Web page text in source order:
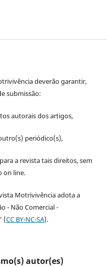
deverão garantir,
submissão:
autorais dos artigos,
periódico(s),
a revista tais direitos, sem
on line.
Motrivivência adota a
- Não Comercial -
(CC BY-NC-SA).
autor(es)